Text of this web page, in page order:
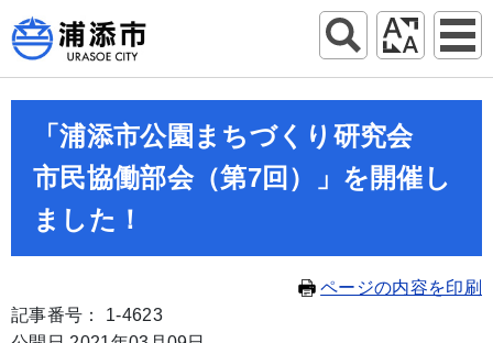
「浦添市公園まちづくり研究会
市民協働部会（第7回）」を開催し
ました！
ページの内容を印刷
記事番号： 1-4623